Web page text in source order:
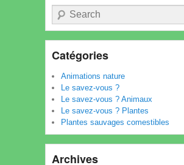
Recherche
Catégories
Animations nature
Le savez-vous ?
Le savez-vous ? Animaux
Le savez-vous ? Plantes
Plantes sauvages comestibles
Archives